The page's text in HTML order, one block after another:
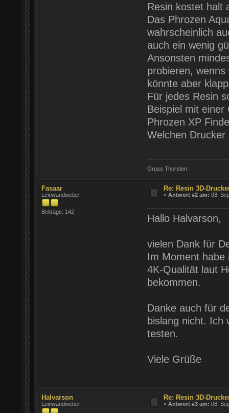
Resin kostet halt
Das Phrozen
wahrscheinlich
auch ein wenig
Ansonsten
probieren,
könnte aber
Für jedes Resin
Beispiel mit
Phrozen XP
Welchen
Gruss Thorsten
Fasaar
Leinwandweber
Beiträge: 142
Re: Resin 3D-
«Antwort #2 am: 08.
Hallo Halvarson,
vielen Dank für
Im Moment habe
4K-Qualität laut
bekommen.
Danke auch für
bislang nicht. Ich
testen.
Viele Grüße
Halvarson
Leinwandweber
Re: Resin 3D-
«Antwort #3 am: 08.